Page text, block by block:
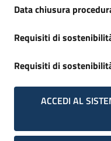
Data chiusura
Requisiti di
Requisiti di
ACCEDI AL